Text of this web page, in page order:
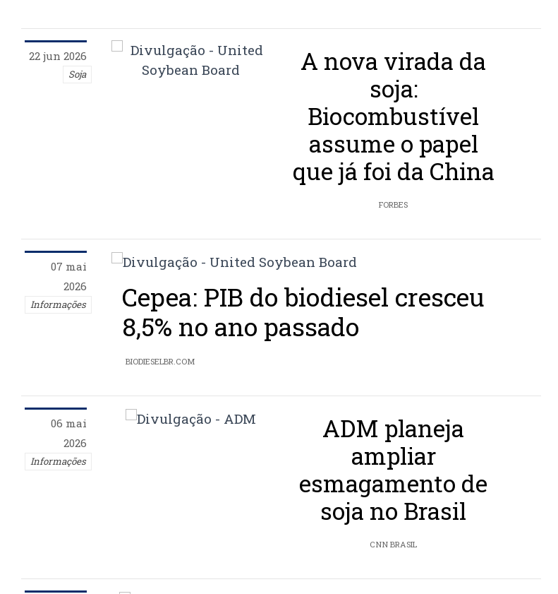
22 jun 2026
Soja
A nova virada da
soja:
Biocombustível
assume o papel
que já foi da China
FORBES
07 mai
2026
Informações
Cepea: PIB do biodiesel cresceu
8,5% no ano passado
BIODIESELBR.COM
06 mai
2026
Informações
ADM planeja
ampliar
esmagamento de
soja no Brasil
CNN BRASIL